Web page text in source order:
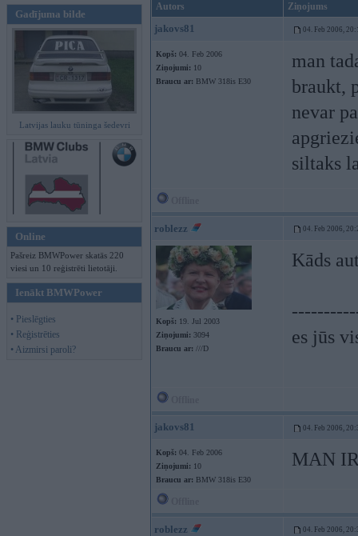
Gadījuma bilde
Latvijas lauku tūninga šedevri
Online
Pašreiz BMWPower skatās 220
viesi un 10 reģistrēti lietotāji.
Ienākt BMWPower
• Pieslēgties
• Reģistrēties
• Aizmirsi paroli?
Autors Ziņojums
jakovs81 04. Feb 2006,
Kopš: 04. Feb 2006
Ziņojumi: 10
Braucu ar: BMW 318is E30
man
braukt,
nevar
siltaks
roblezz 04. Feb 2006,
Kopš: 19. Jul 2003
Ziņojumi: 3094
Braucu ar: ///D
Kāds
es jūs
jakovs81 04. Feb 2006,
Kopš: 04. Feb 2006
Ziņojumi: 10
Braucu ar: BMW 318is E30
MAN
roblezz 04. Feb 2006,